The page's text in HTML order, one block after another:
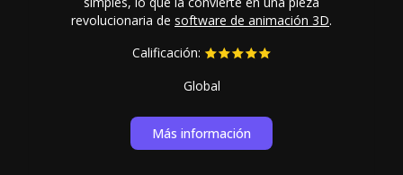
revolucionaria de software de animación 3D.
Calificación:
Global
Más información